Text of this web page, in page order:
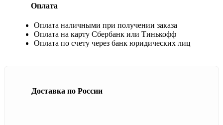
Оплата
Оплата наличными при получении заказа
Оплата на карту Сбербанк или Тинькофф
Оплата по счету через банк юридических лиц
Доставка по России